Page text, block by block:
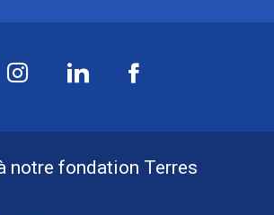
notre fondation Terres